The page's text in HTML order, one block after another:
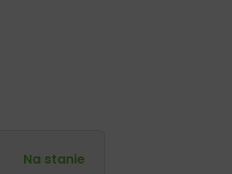
Na stanie